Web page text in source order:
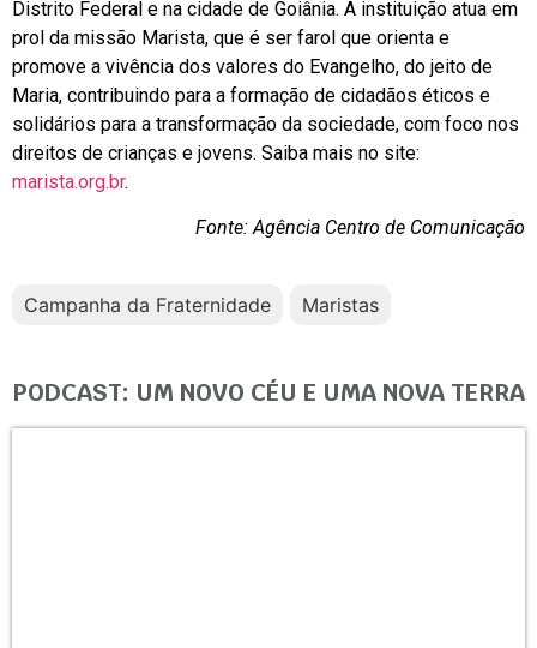
Distrito Federal e na cidade de Goiânia. A instituição atua em
prol da missão Marista, que é ser farol que orienta e
promove a vivência dos valores do Evangelho, do jeito de
Maria, contribuindo para a formação de cidadãos éticos e
solidários para a transformação da sociedade, com foco nos
direitos de crianças e jovens. Saiba mais no site:
marista.org.br.
Fonte: Agência Centro de Comunicação
Campanha da Fraternidade Maristas
PODCAST: UM NOVO CÉU E UMA NOVA TERRA